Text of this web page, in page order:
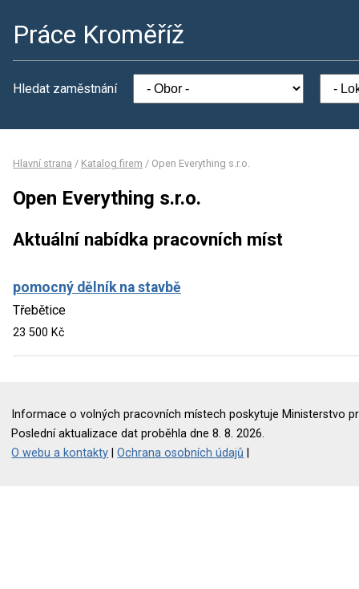
Práce Kroměříž
Hledat zaměstnání
Hlavní strana / Katalog firem / Open Everything s.r.o.
Open Everything s.r.o.
Aktuální nabídka pracovních míst
pomocný dělník na stavbě
Třebětice
23 500 Kč
Informace o volných pracovních místech poskytuje Ministerstvo
Poslední aktualizace dat proběhla dne 8. 8. 2026.
O webu a kontakty |Ochrana osobních údajů